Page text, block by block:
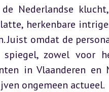
Nederlandse
herkenbare
omdat de
zowel voor
in Vlaanderen en
ongemeen actueel.